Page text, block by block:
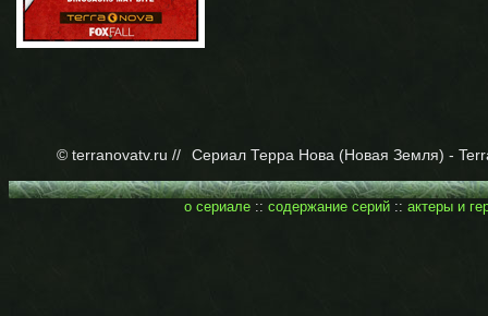
© terranovatv.ru // Сериал Терра Нова (Новая Земля) -
о сериале:: содержание серий:: актеры и